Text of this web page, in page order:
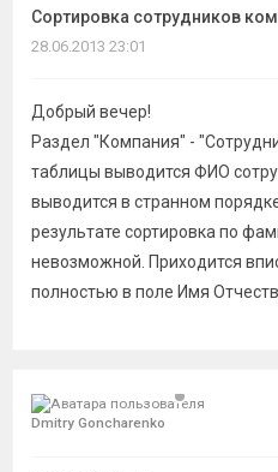
Сортировка сотрудников
28.06.2013 23:01
Добрый вечер!
Раздел "Компания" -
таблицы выводится ФИО
выводится в странном
результате сортировка по
невозможной. Приходится
полностью в поле Имя
Dmitry Goncharenko